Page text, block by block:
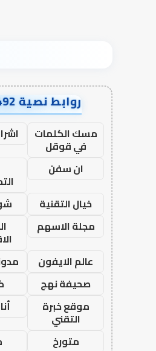
روابط نصية AA2492
مسك الكلمات
في قوقل
ان سفن
خيال التقنية
مجلة الاسهم
عالم الايفون
صحيفة نهج
موقع خبرة
التقني
متورخ